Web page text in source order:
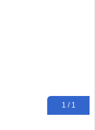
1 / 1